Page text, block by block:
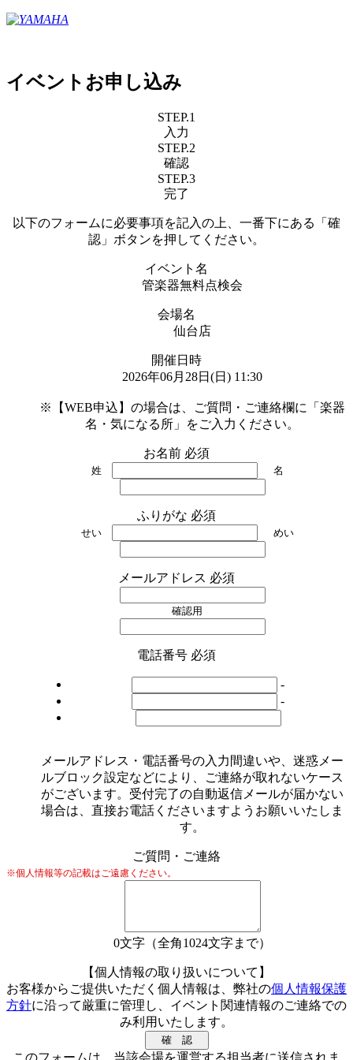
イベントお申し込み
STEP.1
入力
STEP.2
確認
STEP.3
完了
以下のフォームに必要事項を記入の上、一番下にある「確
認」ボタンを押してください。
イベント名
管楽器無料点検会
会場名
仙台店
開催日時
2026年06月28日(日) 11:30
※【WEB申込】の場合は、ご質問・ご連絡欄に「楽器
名・気になる所」をご入力ください。
お名前 必須
姓 名
ふりがな 必須
せい めい
メールアドレス 必須
確認用
電話番号 必須
-
-
メールアドレス・電話番号の入力間違いや、迷惑メー
ルブロック設定などにより、ご連絡が取れないケース
がございます。受付完了の自動返信メールが届かない
場合は、直接お電話くださいますようお願いいたしま
す。
ご質問・ご連絡
※個人情報等の記載はご遠慮ください。
0文字（全角1024文字まで）
【個人情報の取り扱いについて】
お客様からご提供いただく個人情報は、弊社の個人情報保護
方針に沿って厳重に管理し、イベント関連情報のご連絡での
み利用いたします。
このフォームは、当該会場を運営する担当者に送信されま